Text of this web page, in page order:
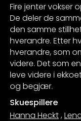
Fire jenter vokser
De deler de
den samme
hverandre. Etter
hverandre, som
videre. Det som
leve videre i
og begjær.
Skuespillere
Hanna Heckt,